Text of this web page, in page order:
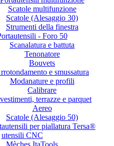
Scatole multifunzione
Scatole (Alesaggio 30)
Strumenti della finestra
- Foro 50
Scanalatura e battuta
Tenonatore
Bouvets
e smussatura
Modanature e profili
Calibrare
terrazze e parquet
Aereo
Scatole (Alesaggio 50)
per piallatura Tersa®
utensili CNC
Mèches ItaTools